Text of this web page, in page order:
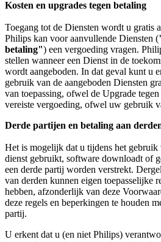
Kosten en upgrades tegen betaling
Toegang tot de Diensten wordt u gratis
Philips kan voor aanvullende Diensten (
betaling") een vergoeding vragen.
stellen wanneer een Dienst in de
wordt aangeboden. In dat geval kunt u
gebruik van de aangeboden Diensten
van toepassing, ofwel de Upgrade
vereiste vergoeding, ofwel uw gebruik
Derde partijen en betaling aan
Het is mogelijk dat u tijdens het gebruik
dienst gebruikt, software downloadt of
een derde partij worden verstrekt.
van derden kunnen eigen toepasselijke
hebben, afzonderlijk van deze
deze regels en beperkingen te houden
partij.
U erkent dat u (en niet Philips)